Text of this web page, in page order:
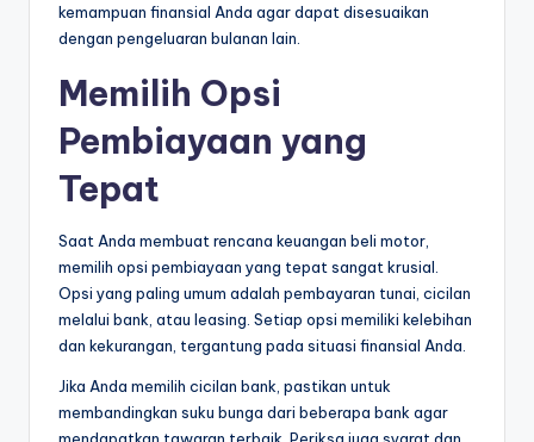
kemampuan finansial Anda agar dapat disesuaikan
dengan pengeluaran bulanan lain.
Memilih Opsi
Pembiayaan yang
Tepat
Saat Anda membuat rencana keuangan beli motor,
memilih opsi pembiayaan yang tepat sangat krusial.
Opsi yang paling umum adalah pembayaran tunai, cicilan
melalui bank, atau leasing. Setiap opsi memiliki kelebihan
dan kekurangan, tergantung pada situasi finansial Anda.
Jika Anda memilih cicilan bank, pastikan untuk
membandingkan suku bunga dari beberapa bank agar